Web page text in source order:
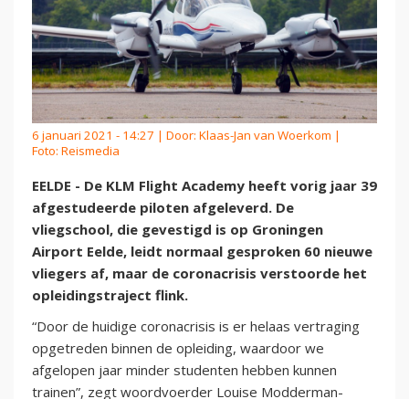
6 januari 2021 - 14:27 | Door: Klaas-Jan van Woerkom |
Foto: Reismedia
EELDE - De KLM Flight Academy heeft vorig jaar 39
afgestudeerde piloten afgeleverd. De
vliegschool, die gevestigd is op Groningen
Airport Eelde, leidt normaal gesproken 60 nieuwe
vliegers af, maar de coronacrisis verstoorde het
opleidingstraject flink.
“Door de huidige coronacrisis is er helaas vertraging
opgetreden binnen de opleiding, waardoor we
afgelopen jaar minder studenten hebben kunnen
trainen”, zegt woordvoerder Louise Modderman-